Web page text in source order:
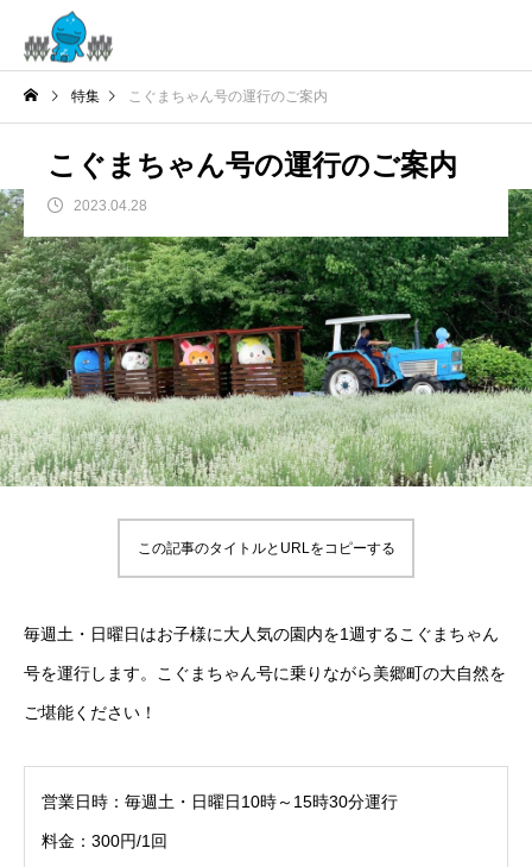
特集 こぐまちゃん号の運行のご案内
こぐまちゃん号の運行のご案内
2023.04.28
この記事のタイトルとURLをコピーする
毎週土・日曜日はお子様に大人気の園内を1週するこぐまちゃん
号を運行します。こぐまちゃん号に乗りながら美郷町の大自然を
ご堪能ください！
営業日時：毎週土・日曜日10時～15時30分運行
料金：300円/1回